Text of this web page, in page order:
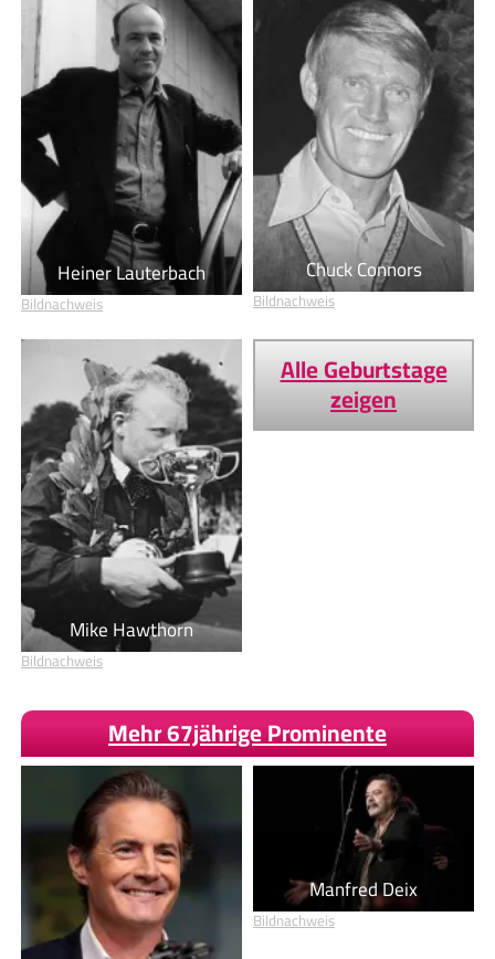
Heiner Lauterbach
Bildnachweis
Chuck Connors
Bildnachweis
Mike Hawthorn
Bildnachweis
Alle Geburtstage
zeigen
Mehr 67jährige Prominente
Manfred Deix
Bildnachweis